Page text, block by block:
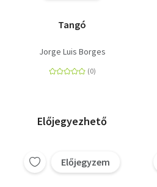
Tangó
Jorge Luis Borges
Előjegyezhető
Előjegyzem